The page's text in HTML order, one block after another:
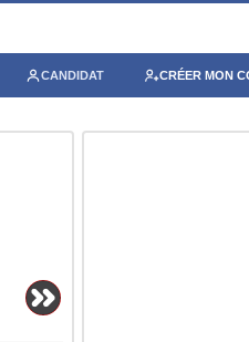
CANDIDAT CRÉER MON